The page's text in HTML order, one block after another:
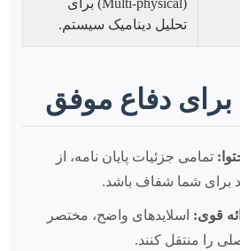
(Multi-physical) برای
تحلیل دینامیک سیستم.
دفاع موفق
تمامی جزئیات پایان نامه، از
برای شما شفاف باشد.
قوی: اسلایدهای واضح، مختصر
را منتقل کنند.